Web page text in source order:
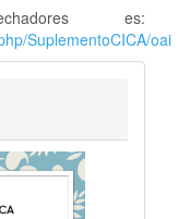
es:
SuplementoCICA/oai